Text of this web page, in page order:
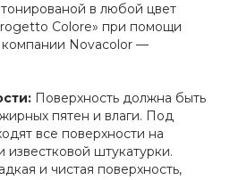
в любой цвет
Colore» при помощи
Novacolor —
Поверхность должна быть
пятен и влаги. Под
все поверхности на
известковой штукатурки.
и чистая поверхность,